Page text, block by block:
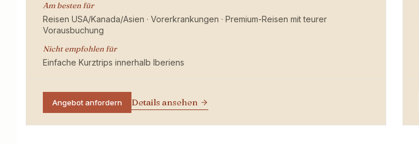
Am besten für
Reisen USA/Kanada/Asien · Vorerkrankungen · Premium-Reisen mit teurer
Vorausbuchung
Nicht empfohlen für
Einfache Kurztrips innerhalb Iberiens
Angebot anfordern Details ansehen